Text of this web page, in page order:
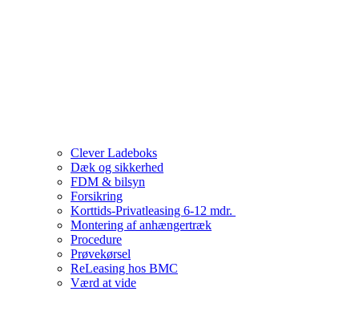
Clever Ladeboks
Dæk og sikkerhed
FDM & bilsyn
Forsikring
Korttids-Privatleasing 6-12 mdr.
Montering af anhængertræk
Procedure
Prøvekørsel
ReLeasing hos BMC
Værd at vide